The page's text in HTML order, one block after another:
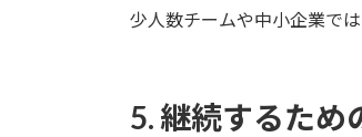
少人数チームや中小企業で
5. 継続するため